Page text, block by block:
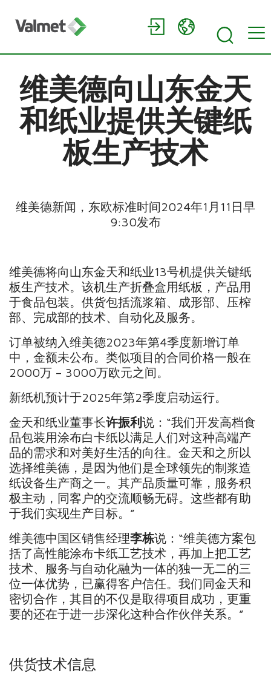
维美德向山东金天
和纸业提供关键纸
板生产技术
维美德新闻，东欧标准时间2024年1月11日早
9:30发布
维美德将向山东金天和纸业13号机提供关键纸
板生产技术。该机生产折叠盒用纸板，产品用
于食品包装。供货包括流浆箱、成形部、压榨
部、完成部的技术、自动化及服务。
订单被纳入维美德2023年第4季度新增订单
中，金额未公布。类似项目的合同价格一般在
2000万 – 3000万欧元之间。
新纸机预计于2025年第2季度启动运行。
金天和纸业董事长许振利说：“我们开发高档食
品包装用涂布白卡纸以满足人们对这种高端产
品的需求和对美好生活的向往。金天和之所以
选择维美德，是因为他们是全球领先的制浆造
纸设备生产商之一。其产品质量可靠，服务积
极主动，同客户的交流顺畅无碍。这些都有助
于我们实现生产目标。”
维美德中国区销售经理李栋说：“维美德方案包
括了高性能涂布卡纸工艺技术，再加上把工艺
技术、服务与自动化融为一体的独一无二的三
位一体优势，已赢得客户信任。我们同金天和
密切合作，其目的不仅是取得项目成功，更重
要的还在于进一步深化这种合作伙伴关系。”
供货技术信息